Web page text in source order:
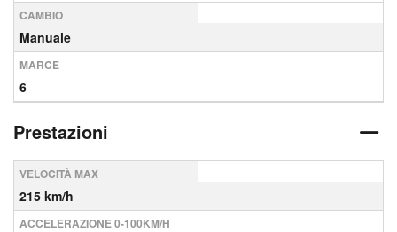
CAMBIO
Manuale
MARCE
6
Prestazioni
VELOCITÀ MAX
215 km/h
ACCELERAZIONE 0-100KM/H